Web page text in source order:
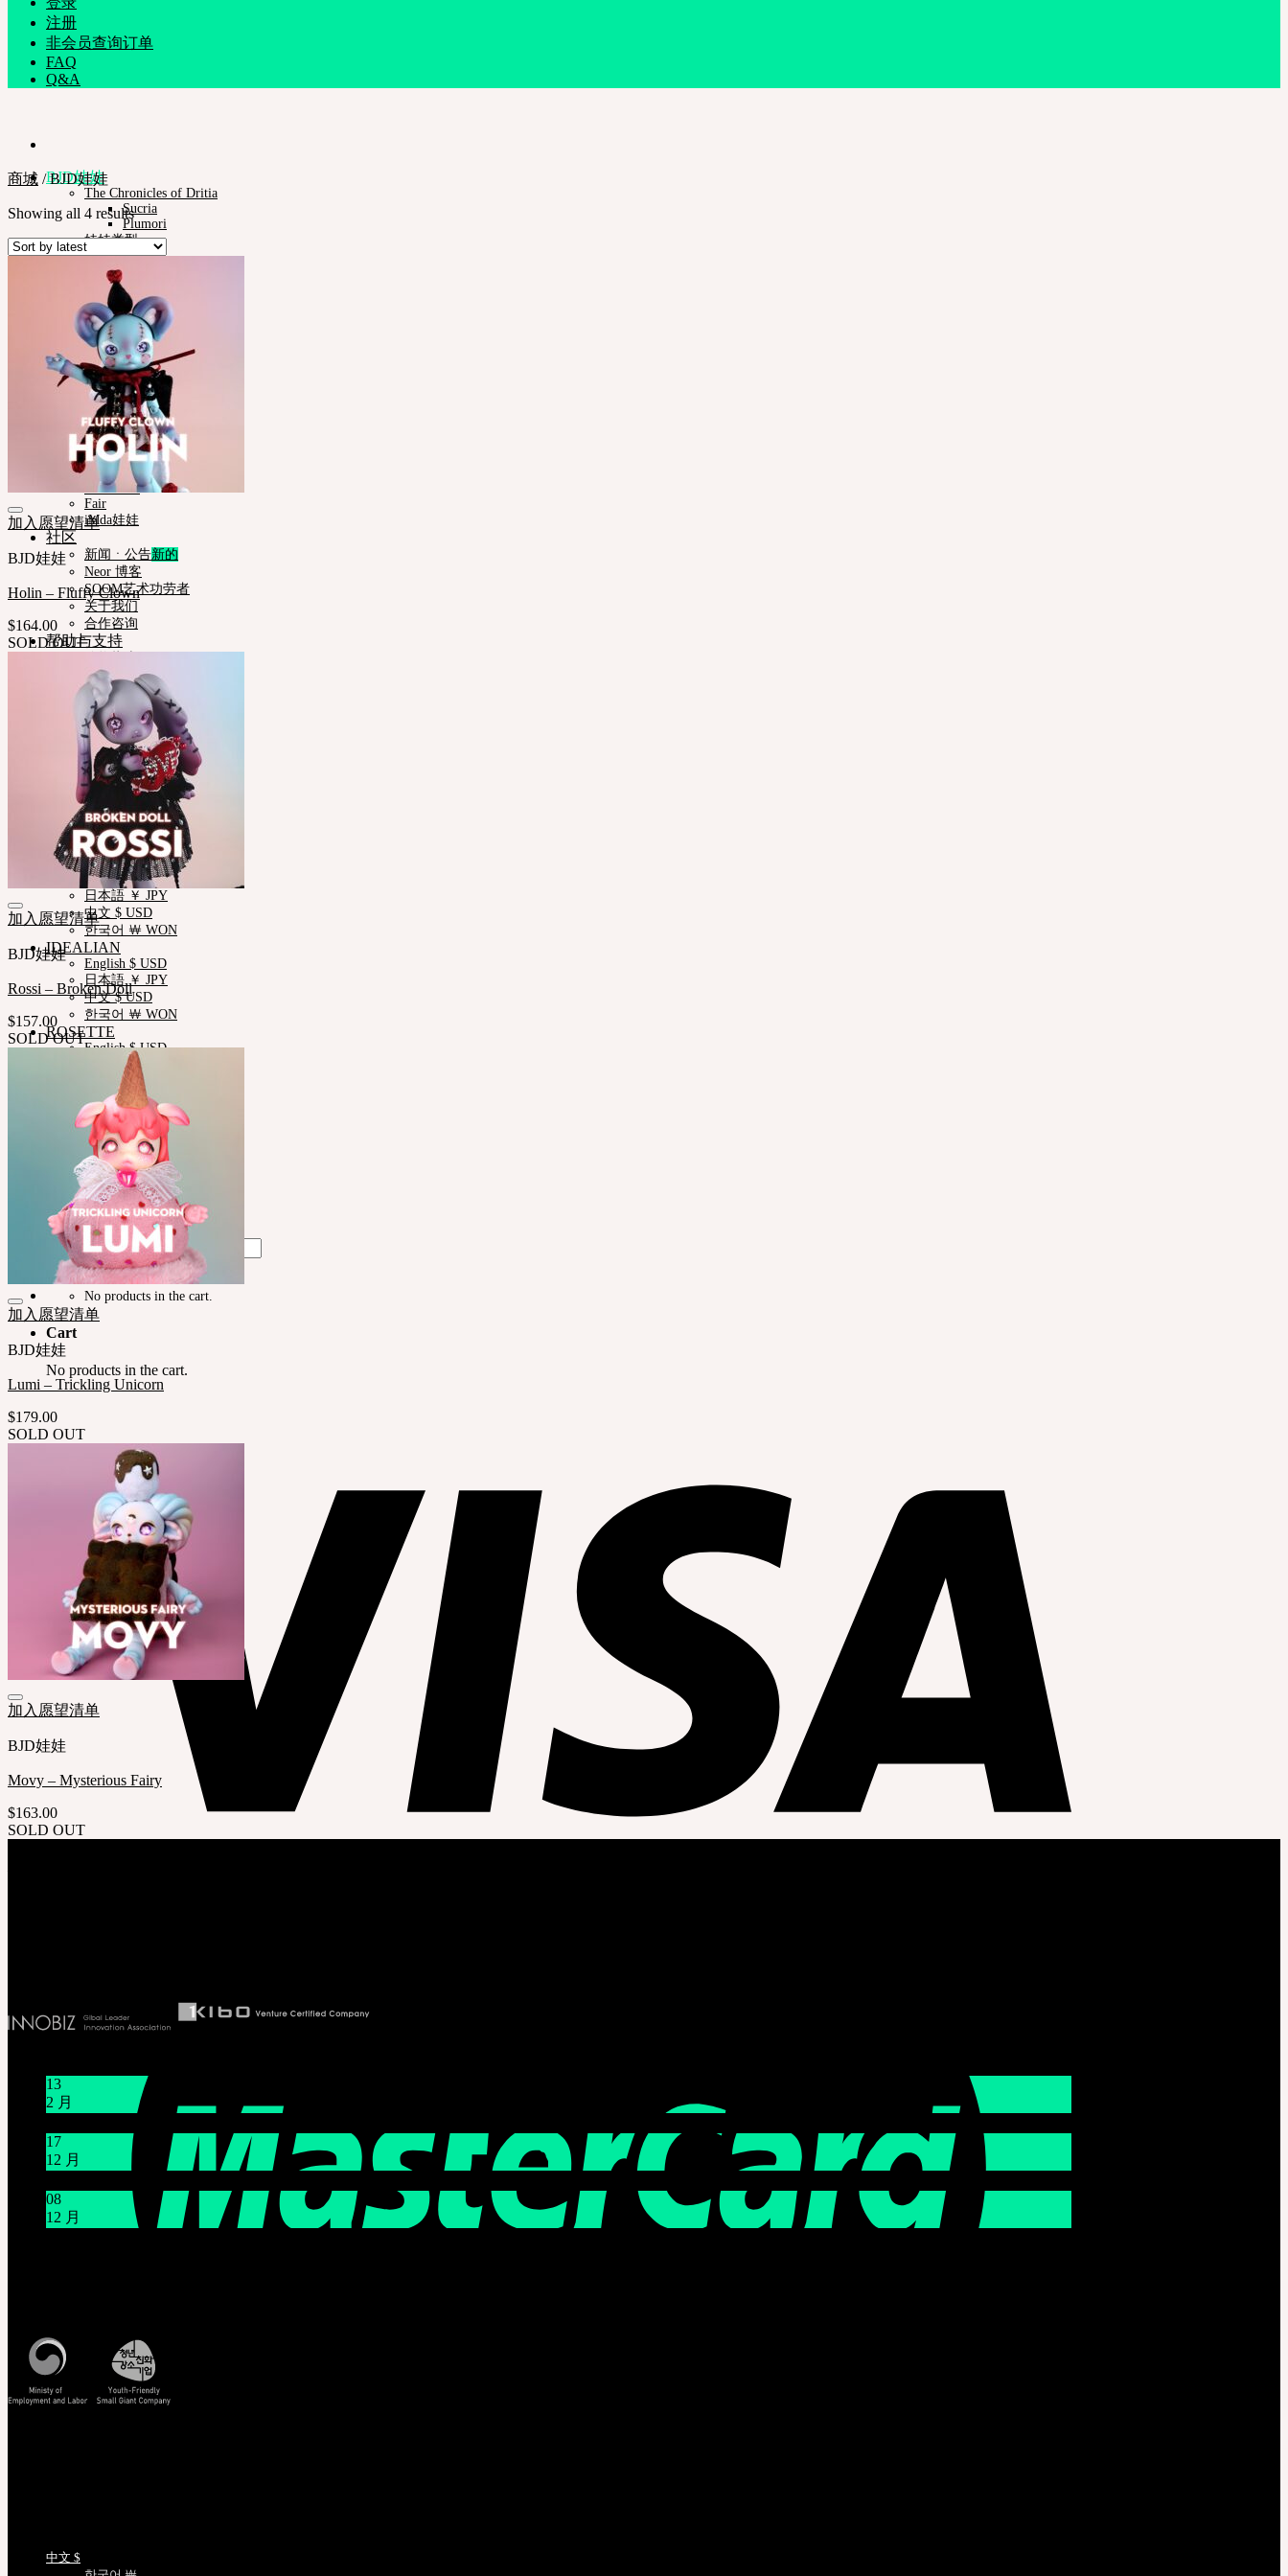
注册
非会员查询订单
FAQ
Q&A
BJD娃娃
The Chronicles of Dritia
Sucria
Plumori
娃娃类型
Neor 13
眼珠
衣服
化妆保养品
娃娃支架ㆍ棉包
化妆工具
组装工具
修正工具
Neor档案
Pet Doll
Timp
Nappy Choo
Rosette
Little Fair
Fair
iMda娃娃
社区
新闻ㆍ公告
Neor 博客
SOOM艺术功劳者
关于我们
合作咨询
帮助与支持
娃娃详细尺寸
娃娃肤色指南
使用说明书
正版编号查询
常见问题 (FAQ)
客服中心 (Q&A)
THE GEM
English $ USD
日本語 ￥ JPY
中文 $ USD
한국어 ￦ WON
NEOR
English $ USD
日本語 ￥ JPY
中文 $ USD
한국어 ￦ WON
IDEALIAN
English $ USD
日本語 ￥ JPY
中文 $ USD
한국어 ￦ WON
ROSETTE
English $ USD
English € EUR
日本語 ￥ JPY
中文 $ USD
한국어 ￦ WON
LILA
English $ USD
English € EUR
日本語 ￥ JPY
中文 $ USD
한국어 ￦ WON
Search
for:
No products in the cart.
Cart
No products in the cart.
商城 /BJD娃娃
Showing all 4 results
加入愿望清单
BJD娃娃
Holin – Fluffy Clown
$164.00
SOLD OUT
加入愿望清单
BJD娃娃
Rossi – Broken Doll
$157.00
SOLD OUT
加入愿望清单
BJD娃娃
Lumi – Trickling Unicorn
$179.00
SOLD OUT
加入愿望清单
BJD娃娃
Movy – Mysterious Fairy
$163.00
SOLD OUT
13
2 月
17
12 月
08
12 月
中文 $